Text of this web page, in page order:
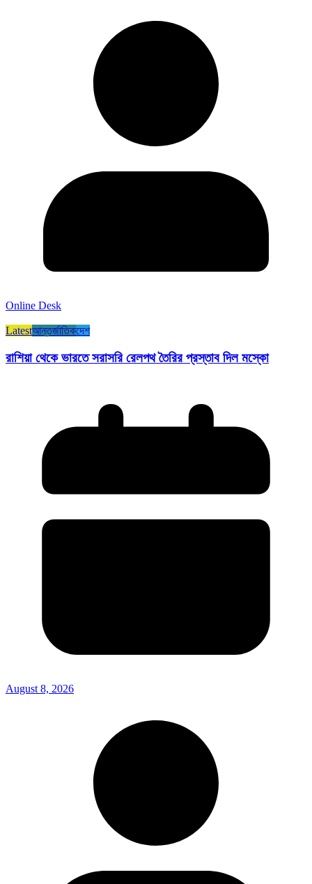
Online Desk
Latestআন্তর্জাতিকদেশ
রাশিয়া থেকে ভারতে সরাসরি রেলপথ তৈরির প্রস্তাব দিল মস্কো
August 8, 2026